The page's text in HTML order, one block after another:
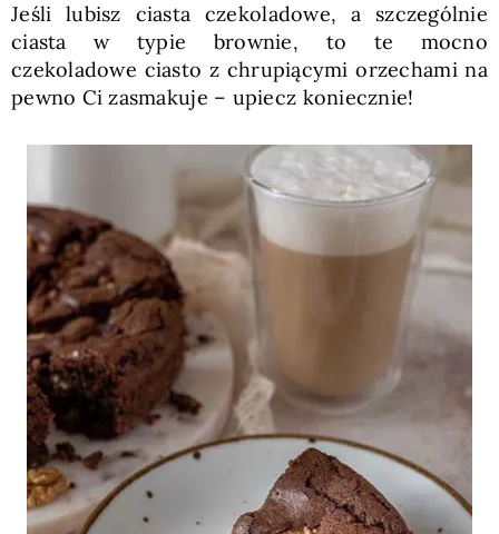
Jeśli lubisz ciasta czekoladowe, a szczególnie
ciasta w typie brownie, to te mocno
czekoladowe ciasto z chrupiącymi orzechami na
pewno Ci zasmakuje – upiecz koniecznie!